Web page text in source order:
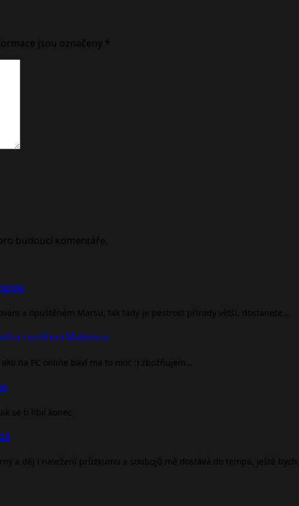
jsou označeny *
budoucí komentáře.
a opuštěném Marsu, tak tady je pestrost přírody větší, dostanete…
rozšíření Malicious
na PC online baví ma to moc :) zbožňujem…
se ti líbil konec.
a děj i navržení průzkumu a soubojů mě dostává do tempa, ještě bych…